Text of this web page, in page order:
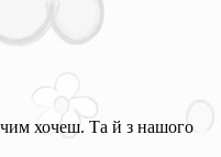
чим хочеш. Та й з нашого